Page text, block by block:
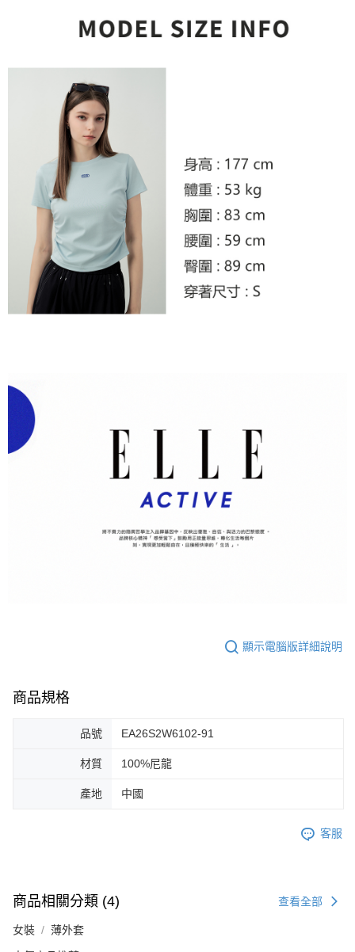
顯示電腦版詳細說明
商品規格
品號 EA26S2W6102-91
材質 100%尼龍
產地 中國
客服
商品相關分類 (4) 查看全部
女裝 薄外套